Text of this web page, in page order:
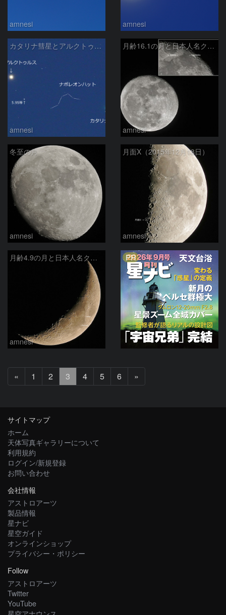
amnesi amnesi
カタリナ彗星とアルクトゥルスとナポレオンハット
amnesi
月齢16.1の月と日本人名クレーター
amnesi
冬至の月
amnesi
月面X（2015年12月18日）
amnesi
月齢4.9の月と日本人名クレーター
amnesi
PR
«
へ
1 2 3 4 5 6 »
へ
サイトマップ
ホーム
天体写真ギャラリーについて
利用規約
ログイン/新規登録
お問い合わせ
会社情報
アストロアーツ
製品情報
星ナビ
星空ガイド
オンラインショップ
プライバシー・ポリシー
Follow
アストロアーツ
Twitter
YouTube